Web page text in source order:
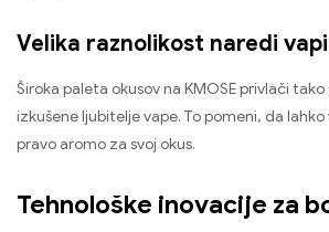
Velika raznolikost naredi
Široka paleta okusov na KMOSE privlači
izkušene ljubitelje vape. To pomeni, da
pravo aromo za svoj okus.
Tehnološke inovacije za